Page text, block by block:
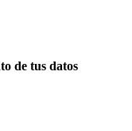
de tus datos